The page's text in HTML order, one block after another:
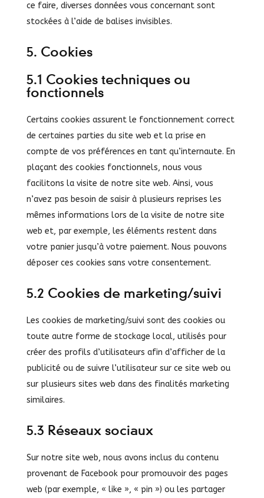
ce faire, diverses données vous concernant sont
stockées à l’aide de balises invisibles.
5. Cookies
5.1 Cookies techniques ou
fonctionnels
Certains cookies assurent le fonctionnement correct
de certaines parties du site web et la prise en
compte de vos préférences en tant qu’internaute. En
plaçant des cookies fonctionnels, nous vous
facilitons la visite de notre site web. Ainsi, vous
n’avez pas besoin de saisir à plusieurs reprises les
mêmes informations lors de la visite de notre site
web et, par exemple, les éléments restent dans
votre panier jusqu’à votre paiement. Nous pouvons
déposer ces cookies sans votre consentement.
5.2 Cookies de marketing/suivi
Les cookies de marketing/suivi sont des cookies ou
toute autre forme de stockage local, utilisés pour
créer des profils d’utilisateurs afin d’afficher de la
publicité ou de suivre l’utilisateur sur ce site web ou
sur plusieurs sites web dans des finalités marketing
similaires.
5.3 Réseaux sociaux
Sur notre site web, nous avons inclus du contenu
provenant de Facebook pour promouvoir des pages
web (par exemple, « like », « pin ») ou les partager